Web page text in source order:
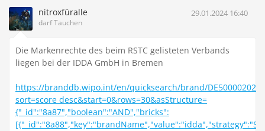
nitroxfüralle
darf Tauchen
29.01.2024 16:40
Die Markenrechte des beim RSTC gelisteten Verbands
liegen bei der IDDA GmbH in Bremen
https://branddb.wipo.int/en/quicksearch/brand/
sort=score desc&start=0&rows=30&asStructure=
{"_id":"8a87","boolean":"AND","bricks":